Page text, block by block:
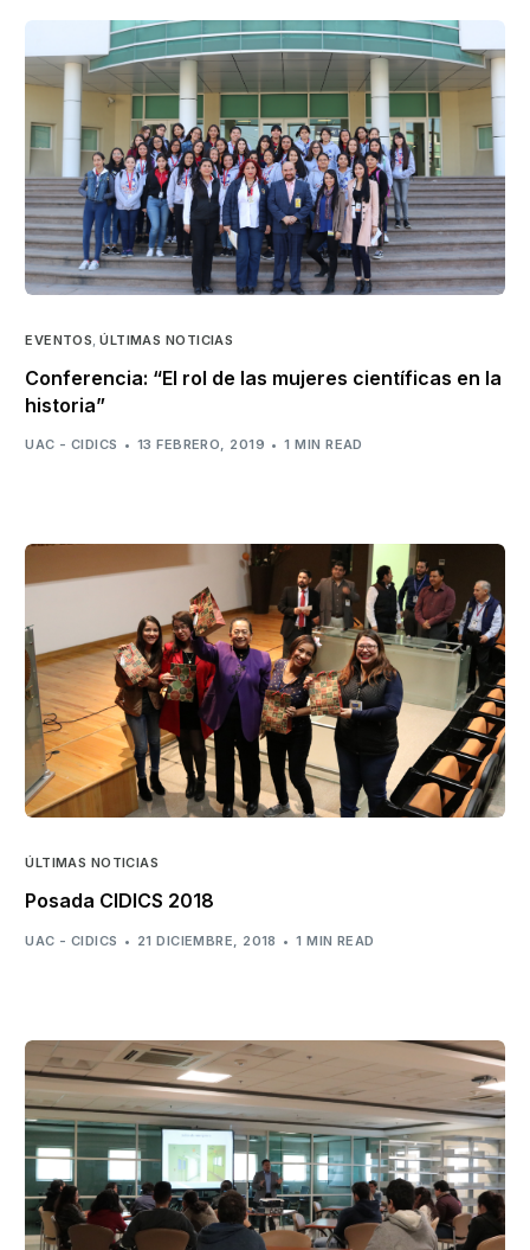
EVENTOS ,ÚLTIMAS NOTICIAS
Conferencia: “El rol de las mujeres científicas en la
historia”
UAC - CIDICS 13 FEBRERO, 2019 1 MIN READ
ÚLTIMAS NOTICIAS
Posada CIDICS 2018
UAC - CIDICS 21 DICIEMBRE, 2018 1 MIN READ